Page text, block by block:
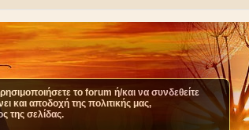
το forum ή/και να συνδεθείτε
και αποδοχή της πολιτικής μας,
της σελίδας.